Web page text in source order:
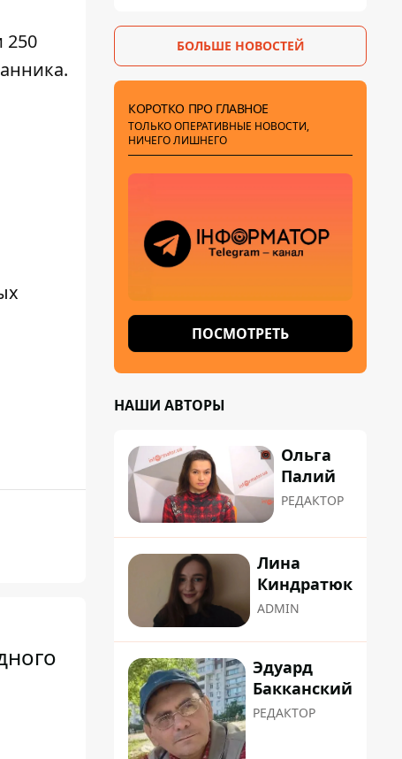
250
давлением - Sky News
БОЛЬШЕ НОВОСТЕЙ
КОРОТКО ПРО ГЛАВНОЕ
ТОЛЬКО ОПЕРАТИВНЫЕ НОВОСТИ,
НИЧЕГО ЛИШНЕГО
ПОСМОТРЕТЬ
НАШИ АВТОРЫ
Ольга
Палий
РЕДАКТОР
Лина
Киндратюк
ADMIN
Эдуард
Бакканский
РЕДАКТОР